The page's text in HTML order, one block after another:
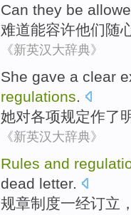
Can they be
难道能容许他们随
《新英汉大辞典》
She gave a clear
regulations.
她对各项规定作了
《新英汉大辞典》
Rules and
dead letter.
规章制度一经订立，